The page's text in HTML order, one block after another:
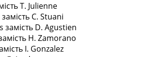
T. Julienne
C. Stuani
замість D. Agustien
H. Zamorano
I. Gonzalez